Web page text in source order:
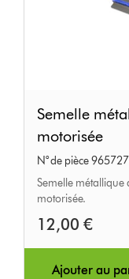
métallique
arrière
de
brosse
Semelle
motorisée
N° de pièce
Semelle
motorisée.
12,00 €
Ajouter au